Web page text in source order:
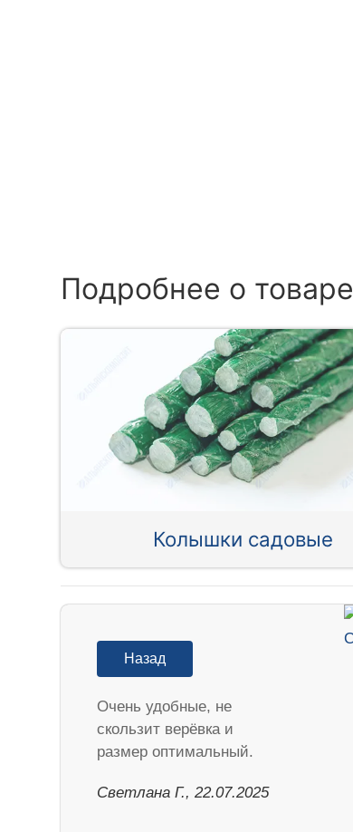
Подробнее о товаре
Колышки садовые
Назад
Очень удобные, не
скользит верёвка и
размер оптимальный.
Светлана Г., 22.07.2025